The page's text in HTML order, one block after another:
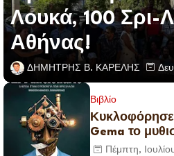
Λουκά, 100 Σρι-
Αθήνας!
ΔΗΜΗΤΡΗΣ Β. ΚΑΡΕΛΗΣ
Βιβλίο
Κυκλοφόρησε
Gema το
Πέμπτη,